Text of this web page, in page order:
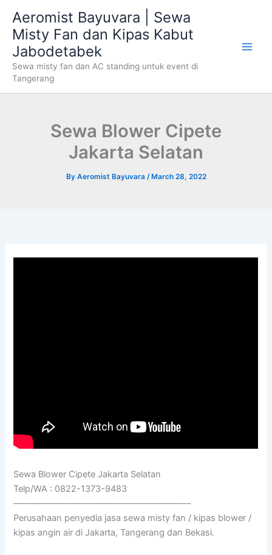
content
Aeromist Bayuvara | Sewa
Misty Fan dan Kipas Kabut
Jabodetabek
Sewa misty fan dan AC standing untuk event di
Tangerang
Sewa Blower Cipete
Jakarta Selatan
By Aeromist Bayuvara / March 28, 2022
Sewa Blower Cipete Jakarta Selatan
Telp/WA : 0822-1373-9483
———————————————————–
Perusahaan penyedia jasa sewa misty fan / kipas blower /
kipas angin air di Jakarta, Tangerang dan Bekasi.